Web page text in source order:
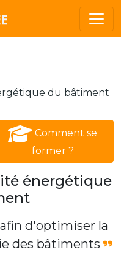
du bâtiment
Comment se
former ?
énergétique
d'optimiser la
des bâtiments